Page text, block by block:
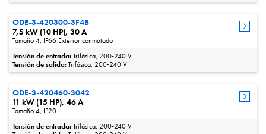
ODE-3-420300-3F4B
7,5 kW (10 HP), 30 A
Tamaño 4, IP66 Exterior conmutado
Tensión de entrada:Trifásica, 200‑240 V
Tensión de salida:Trifásica, 200‑240 V
ODE-3-420460-3042
11 kW (15 HP), 46 A
Tamaño 4, IP20
Tensión de entrada:Trifásica, 200‑240 V